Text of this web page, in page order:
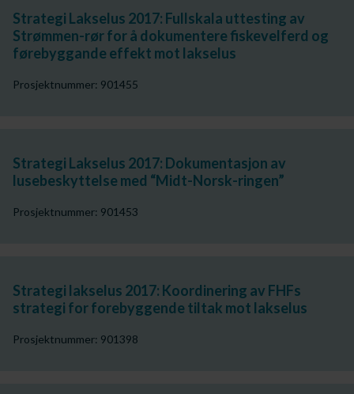
Strategi Lakselus 2017: Fullskala uttesting av
Strømmen-rør for å dokumentere fiskevelferd og
førebyggande effekt mot lakselus
Prosjektnummer: 901455
Strategi Lakselus 2017: Dokumentasjon av
lusebeskyttelse med “Midt-Norsk-ringen”
Prosjektnummer: 901453
Strategi lakselus 2017: Koordinering av FHFs
strategi for forebyggende tiltak mot lakselus
Prosjektnummer: 901398